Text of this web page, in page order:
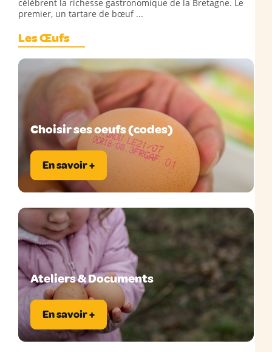
célèbrent la richesse gastronomique de la Bretagne. Le
premier, un tartare de bœuf ...
Les Œufs
Choisir ses oeufs (codes)
En savoir +
Ateliers & Documents
En savoir +